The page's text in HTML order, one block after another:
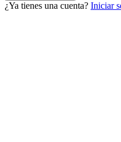
¿Ya tienes una cuenta? Iniciar